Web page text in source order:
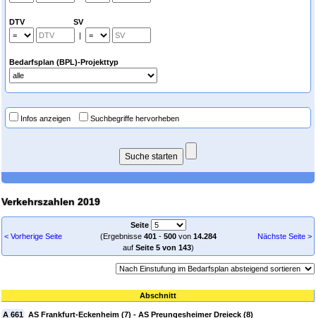
DTV SV
|
Bedarfsplan (BPL)-Projekttyp
Infos anzeigen Suchbegriffe hervorheben
Verkehrszahlen 2019
< Vorherige Seite
Seite
(Ergebnisse 401- 500von 14.284
auf Seite 5 von 143)
Nächste Seite >
Abschnitt
A 661 AS Frankfurt-Eckenheim (7) - AS Preungesheimer Dreieck (8)